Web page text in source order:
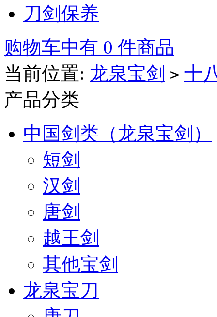
刀剑保养
购物车中有 0 件商品
当前位置: 龙泉宝剑 > 十
产品分类
中国剑类（龙泉宝剑）
短剑
汉剑
唐剑
越王剑
其他宝剑
龙泉宝刀